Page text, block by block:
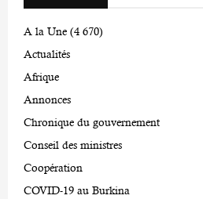
A la Une (4 670)
Actualités
Afrique
Annonces
Chronique du gouvernement
Conseil des ministres
Coopération
COVID-19 au Burkina